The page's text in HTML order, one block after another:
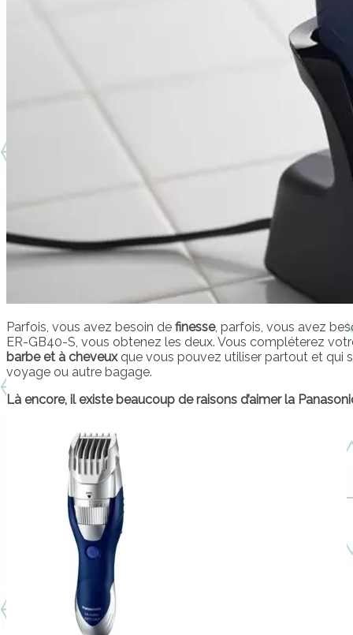
Parfois, vous avez besoin de finesse, parfois, vous avez
ER-GB40-S, vous obtenez les deux. Vous compléterez
barbe et à cheveuxque vous pouvez utiliser partout et qui
voyage ou autre bagage.
Là encore, il existe beaucoup de raisons d’aimer la